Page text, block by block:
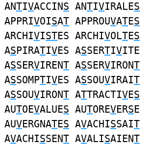
ANTIVACCINS ANTIVIRALES
APPRIVOISAT APPROUVATES
ARCHIVISTES ARCHIVOLTES
ASPIRATIVES ASSERTIVITE
ASSERVIRENT ASSERVIRONT
ASSOMPTIVES ASSOUVIRAIT
ASSOUVIRONT ATTRACTIVES
AUTOEVALUES AUTOREVERSE
AUVERGNATES AVACHISSAIT
AVACHISSENT AVALISAIENT